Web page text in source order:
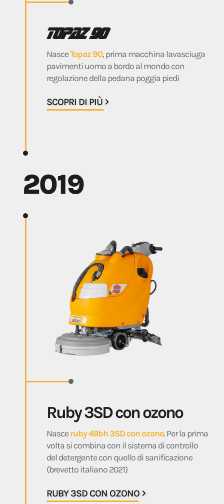
Topaz 90
NasceTopaz 90, prima macchina lavasciuga
pavimenti uomo a bordo al mondo con
regolazione della pedana poggia piedi
SCOPRI DI PIÙ
2019
Ruby 3SD con ozono
Nasce ruby 48bh 3SD con ozono. Per la prima
volta si combina con il sistema di controllo
del detergente con quello di sanificazione
(brevetto italiano 2021)
RUBY 3SD CON OZONO